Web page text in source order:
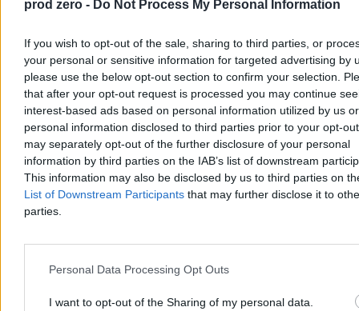
prod zero - Do Not Process My Personal Information
If you wish to opt-out of the sale, sharing to third parties, or
your personal or sensitive information for targeted advertising by
please use the below opt-out section to confirm your selection.
that after your opt-out request is processed you may continue
interest-based ads based on personal information utilized by us or
personal information disclosed to third parties prior to your opt-
may separately opt-out of the further disclosure of your personal
information by third parties on the IAB’s list of downstream
This information may also be disclosed by us to third parties on
List of Downstream Participants that may further disclose it to
parties.
Personal Data Processing Opt Outs
I want to opt-out of the Sharing of my personal data.
Pikieta przeciw transportowi konnemu do
Morskiego Oka. Wozacy odpierają zarzuty
W sobotę na Palenicy Białczańskiej odbyła się pikieta przeciw
wskazują, że zwierzęta są corocznie badane i chronione